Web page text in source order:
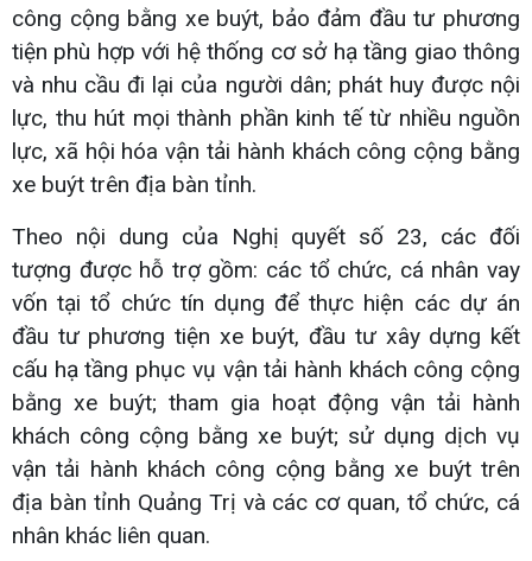
công cộng bằng xe buýt, bảo đảm đầu tư phương
tiện phù hợp với hệ thống cơ sở hạ tầng giao thông
và nhu cầu đi lại của người dân; phát huy được nội
lực, thu hút mọi thành phần kinh tế từ nhiều nguồn
lực, xã hội hóa vận tải hành khách công cộng bằng
xe buýt trên địa bàn tỉnh.
Theo nội dung của Nghị quyết số 23, các đối
tượng được hỗ trợ gồm: các tổ chức, cá nhân vay
vốn tại tổ chức tín dụng để thực hiện các dự án
đầu tư phương tiện xe buýt, đầu tư xây dựng kết
cấu hạ tầng phục vụ vận tải hành khách công cộng
bằng xe buýt; tham gia hoạt động vận tải hành
khách công cộng bằng xe buýt; sử dụng dịch vụ
vận tải hành khách công cộng bằng xe buýt trên
địa bàn tỉnh Quảng Trị và các cơ quan, tổ chức, cá
nhân khác liên quan.